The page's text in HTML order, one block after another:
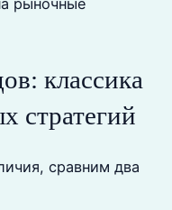
рыночные
классика
стратегий
сравним два